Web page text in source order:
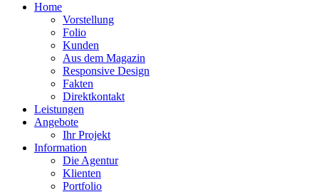
Home
Vorstellung
Folio
Kunden
Aus dem Magazin
Responsive Design
Fakten
Direktkontakt
Leistungen
Angebote
Ihr Projekt
Information
Die Agentur
Klienten
Portfolio